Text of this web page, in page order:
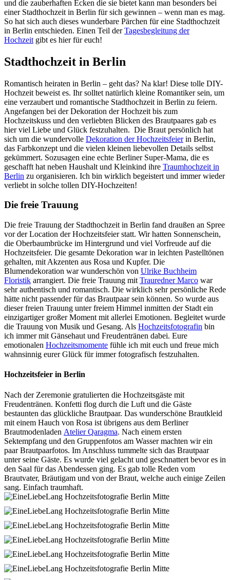
und die zauberhaften Ecken die sie bietet kann man besonders bei
einer Stadthochzeit in Berlin für sich gewinnen – wenn man es mag.
So hat sich auch dieses wunderbare Pärchen für eine Stadthochzeit
in Berlin entschieden. Einen Teil der Tagesbegleitung der
Hochzeit gibt es hier für euch!
Stadthochzeit in Berlin
Romantisch heiraten in Berlin – geht das? Na klar! Diese tolle DIY-
Hochzeit beweist es. Ihr solltet natürlich kleine Romantiker sein, um
eine verzaubert und romantische Stadthochzeit in Berlin zu feiern.
Angefangen bei der Dekoration der Hochzeit bis zum
Hochzeitskuss und den verliebten Blicken des Brautpaares gab es
hier viel Liebe und Glück festzuhalten. Die Braut persönlich hat
sich um die wundervolle Dekoration der Hochzeitsfeier in Berlin,
das Farbkonzept und die vielen kleinen liebevollen Details selbst
gekümmert. Sozusagen eine echte Berliner Super-Mama, die es
geschafft hat neben Haushalt und Kleinkind ihre Traumhochzeit in
Berlin zu organisieren. Ich bin wirklich begeistert und immer wieder
verliebt in solche tollen DIY-Hochzeiten!
Die freie Trauung
Die freie Trauung der Stadthochzeit in Berlin fand draußen an Spree
vor der Location der Hochzeitsfeier statt. Wir hatten Sonnenschein,
die Oberbaumbrücke im Hintergrund und viel Vorfreude auf die
Hochzeitsfeier. Die gesamte Dekoration war in leichten Pastelltönen
gehalten, mit Akzenten aus Rosa und Kupfer. Die
Blumendekoration war wunderschön von Ulrike Buchheim
Floristik arrangiert. Die freie Trauung mit Trauredner Marco war
sehr authentisch und romantisch. Die wirklich sehr persönliche Rede
hätte nicht passender für das Brautpaar sein können. So wurde aus
dieser freien Trauung unter freiem Himmel inmitten der Stadt ein
einzigartiger großer Moment mit allerlei Emotionen. Begleitet wurde
die Trauung von Musik und Gesang. Als Hochzeitsfotografin bin
ich immer mit Gänsehaut und Freudentränen dabei. Eure
emotionalen Hochzeitsmomente fühle ich mit euch und freue mich
wahnsinnig eurer Glück für immer fotografisch festzuhalten.
Hochzeitsfeier in Berlin
Nach der Zeremonie gratulierten die Hochzeitsgäste mit
Freudentränen. Konfetti flog durch die Luft und die Gäste
bestaunten das glückliche Brautpaar. Das wunderschöne Brautkleid
mit einem Hauch von Rosa ist übrigens aus dem Berliner
Brautmodenladen Atelier Qaragma. Nach einem ersten
Sektempfang und den Gruppenfotos am Wasser machten wir ein
paar Brautpaarfotos. Im Anschluss tummelte sich das Brautpaar
unter seine Gäste. Es wurde viel gelacht und geschnattert bevor es in
den Saal für das Abendessen ging. Es gab tolle Reden vom
Brautvater, Bräutigam und von der Braut, welche auch einige Zeilen
sang. Einfach traumhaft.